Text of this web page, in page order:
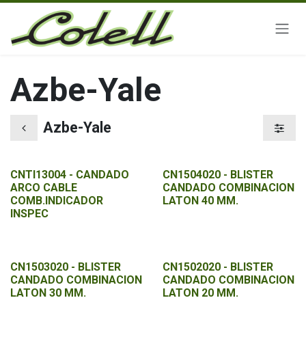
Ir al contenido
Azbe-Yale
Azbe-Yale
CNTI13004 - CANDADO
ARCO CABLE
COMB.INDICADOR
INSPEC
CN1504020 - BLISTER
CANDADO COMBINACION
LATON 40 MM.
CN1503020 - BLISTER
CANDADO COMBINACION
LATON 30 MM.
CN1502020 - BLISTER
CANDADO COMBINACION
LATON 20 MM.